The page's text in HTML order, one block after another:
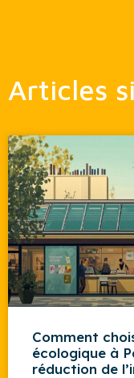
Articles
Comment
écologique à
réduction de